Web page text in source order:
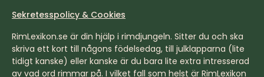
Sekretesspolicy & Cookies
RimLexikon.se är din hjälp i rimdjungeln. Sitter du och ska
skriva ett kort till någons födelsedag, till julklapparna (lite
tidigt kanske) eller kanske är du bara lite extra intresserad
av vad ord rimmar på. I vilket fall som helst är RimLexikon